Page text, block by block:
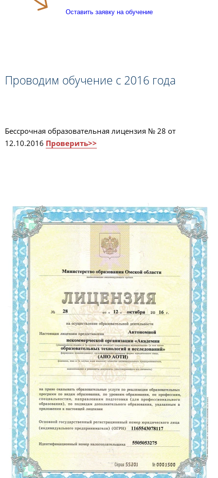
Оставить заявку на обучение
Проводим обучение с 2016 года
Бессрочная образовательная лицензия № 28 от
12.10.2016 Проверить>>